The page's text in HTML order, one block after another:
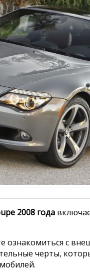
2008 года
ознакомиться с
черты,